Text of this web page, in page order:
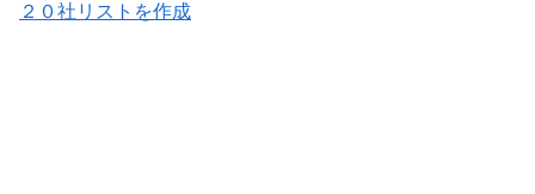
２０社リストを作成